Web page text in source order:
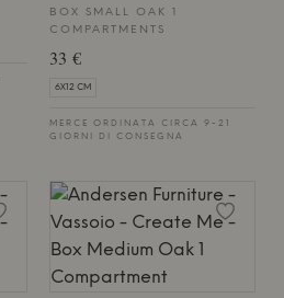
BOX SMALL OAK 1
COMPARTMENTS
33 €
6X12 CM
MERCE ORDINATA CIRCA 9-21
GIORNI DI CONSEGNA